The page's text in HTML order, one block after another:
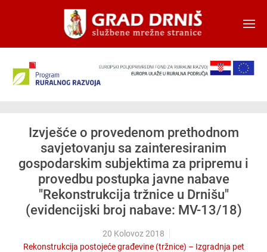
Skip to main content
Izvješće o provedenom prethodnom
savjetovanju sa zainteresiranim
gospodarskim subjektima za pripremu i
provedbu postupka javne nabave
"Rekonstrukcija tržnice u Drnišu"
(evidencijski broj nabave: MV-13/18)
20 Kolovoz 2018
Rekonstrukcija postojeće građevine (tržnice) – Izgradnja pet